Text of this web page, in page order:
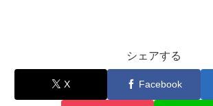
シェアする
X Facebook